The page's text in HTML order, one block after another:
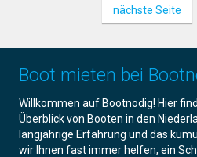
nächste Seite
Boot mieten bei
Willkommen auf Bootnodig! Hier
Überblick von Booten in den
langjährige Erfahrung und das
wir Ihnen fast immer helfen, ein